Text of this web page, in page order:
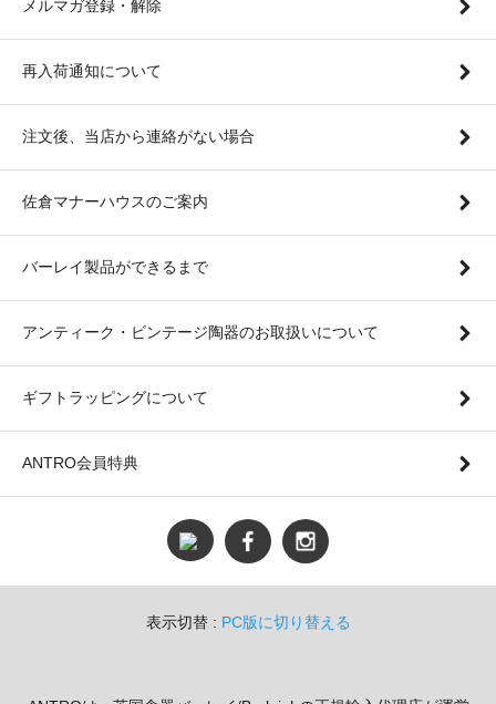
メルマガ登録・解除
再入荷通知について
注文後、当店から連絡がない場合
佐倉マナーハウスのご案内
バーレイ製品ができるまで
アンティーク・ビンテージ陶器のお取扱いについて
ギフトラッピングについて
ANTRO会員特典
表示切替 : PC版に切り替える